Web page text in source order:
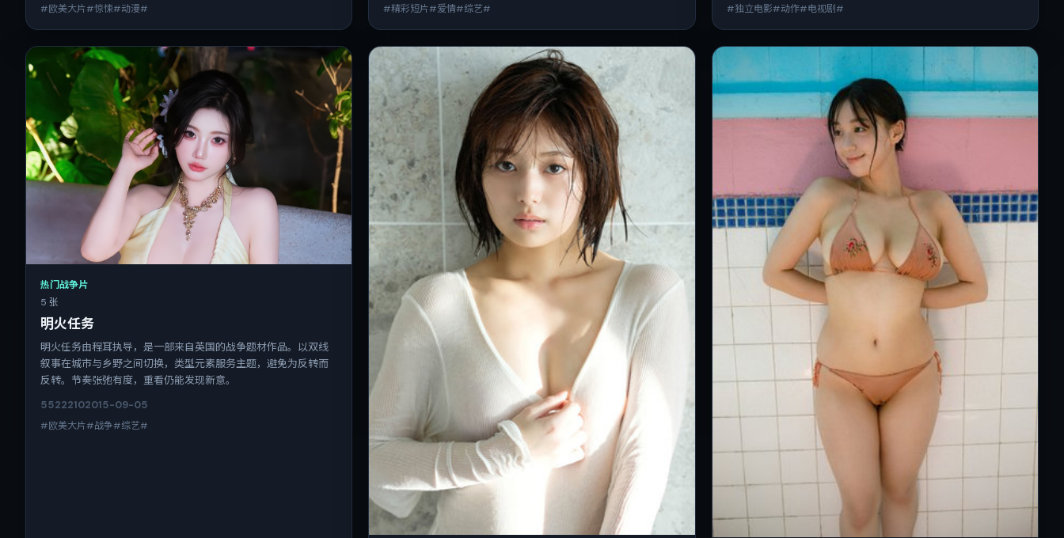
#欧美大片#惊悚#动漫# #精彩短片#爱情#综艺# #独立电影#动作#电视剧#
热门战争片
5 张
明火任务
明火任务由程耳执导，是一部来自英国的战争题材作品。以双线
叙事在城市与乡野之间切换，类型元素服务主题，避免为反转而
反转。节奏张弛有度，重看仍能发现新意。
55222102015-09-05
#欧美大片#战争#综艺#